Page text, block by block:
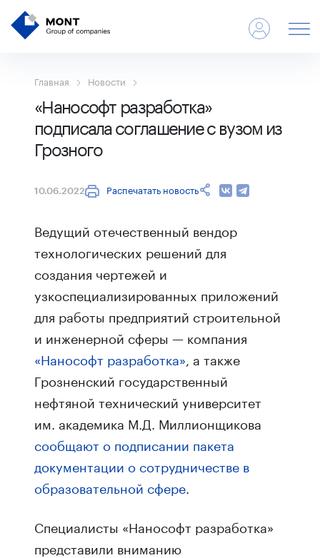
Главная Новости
«Нанософт разработка»
подписала соглашение с вузом из
Грозного
10.06.2022 Распечатать новость
Ведущий отечественный вендор
технологических решений для
создания чертежей и
узкоспециализированных приложений
для работы предприятий строительной
и инженерной сферы — компания
«Нанософт разработка» , а также
Грозненский государственный
нефтяной технический университет
им. академика М.Д. Миллионщикова
сообщают о подписании пакета
документации о сотрудничестве в
образовательной сфере
Специалисты «Нанософт разработка»
представили вниманию